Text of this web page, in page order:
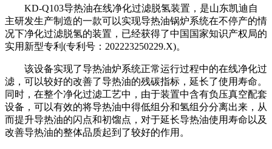
KD-Q103导热油在线净化过滤脱氢装置，是山东凯迪自
主研发生产制造的一款可以实现导热油锅炉系统在不停产的情
况下净化过滤脱氢的装置，已经获得了中国国家知识产权局的
实用新型专利(专利号：202223250229.X)。
该设备实现了导热油炉系统正常运行过程中的在线净化过
滤，可以较好的改善了导热油的残碳指标，延长了使用寿命。
同时，在整个净化过滤工艺中，由于装置中含有负压真空配套
设备，可以有效的将导热油中得低组分和氢组分分离出来，从
而提升导热油的闪点和初馏点，对于延长导热油使用寿命以及
改善导热油的整体品质起到了较好的作用。